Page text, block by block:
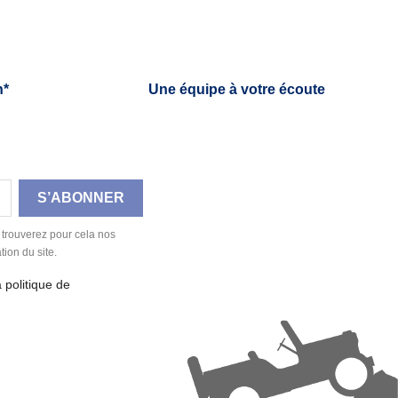
Une équipe à votre écoute
pour cela nos
du site.
politique de